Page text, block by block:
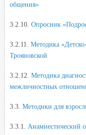
общения»
3.2.10. Опросник
3.2.11. Методика
Трояновской
3.2.12. Методика
межличностных
3.3. Методики для
3.3.1. Анамнестический